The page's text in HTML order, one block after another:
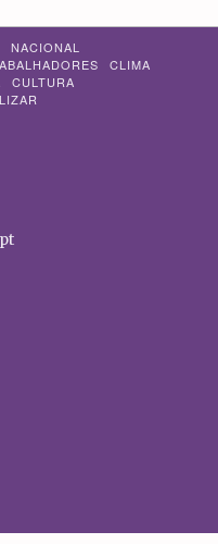
NACIONAL
CLIMA
CULTURA